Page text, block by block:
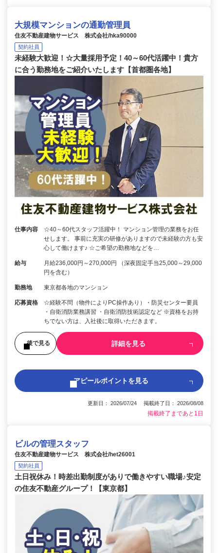
大規模マンションの通勤管理員
住友不動産建物サービス 株式会社/hka90000
契約社員
未経験大歓迎！☆大量採用予定！40～60代活躍中！貴方
に合う勤務地をご紹介いたします【首都圏各地】
仕事内容
☆40～60代スタッフ活躍中！ マンション管理の業務をお任
せします。 事前に充実の研修がありますので未経験の方も安
心して働けます♪ ☆ご希望の勤務地などを…
給与
月給236,000円～270,000円 （深夜固定手当25,000～29,000
円を含む）
勤務地 東京都各地のマンション
応募資格
☆経験不問（物件によりPC操作あり）・防災センター要員
・自衛消防業務講習 ・自衛消防技術認定など ※資格をお持
ちでない方は、入社後に取得いただきます。
後で見る 詳細を見る
アピールポイントを見る
更新日： 2026/07/24 掲載終了日： 2026/08/08
掲載終了まであと1日
ビルの管理スタッフ
住友不動産建物サービス 株式会社/het26001
契約社員
土日祝休み！時差出勤制度がありで働きやすい職場♪安定
の住友不動産グループ！【東京都】